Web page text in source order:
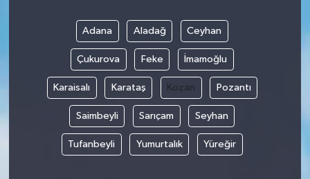
Adana Aladağ Ceyhan
Çukurova Feke İmamoğlu
Karaisalı Karataş Kozan Pozantı
Saimbeyli Sarıçam Seyhan
Tufanbeyli Yumurtalık Yüreğir